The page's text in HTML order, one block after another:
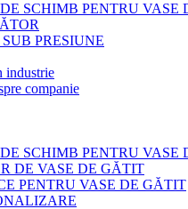
SCHIMB PENTRU VASE
PRESIUNE
industrie
companie
SCHIMB PENTRU VASE
DE VASE DE GĂTIT
PENTRU VASE DE GĂTIT